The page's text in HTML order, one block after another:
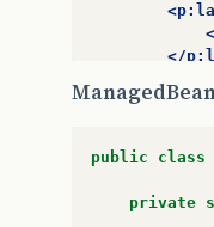
</
</
public class
private